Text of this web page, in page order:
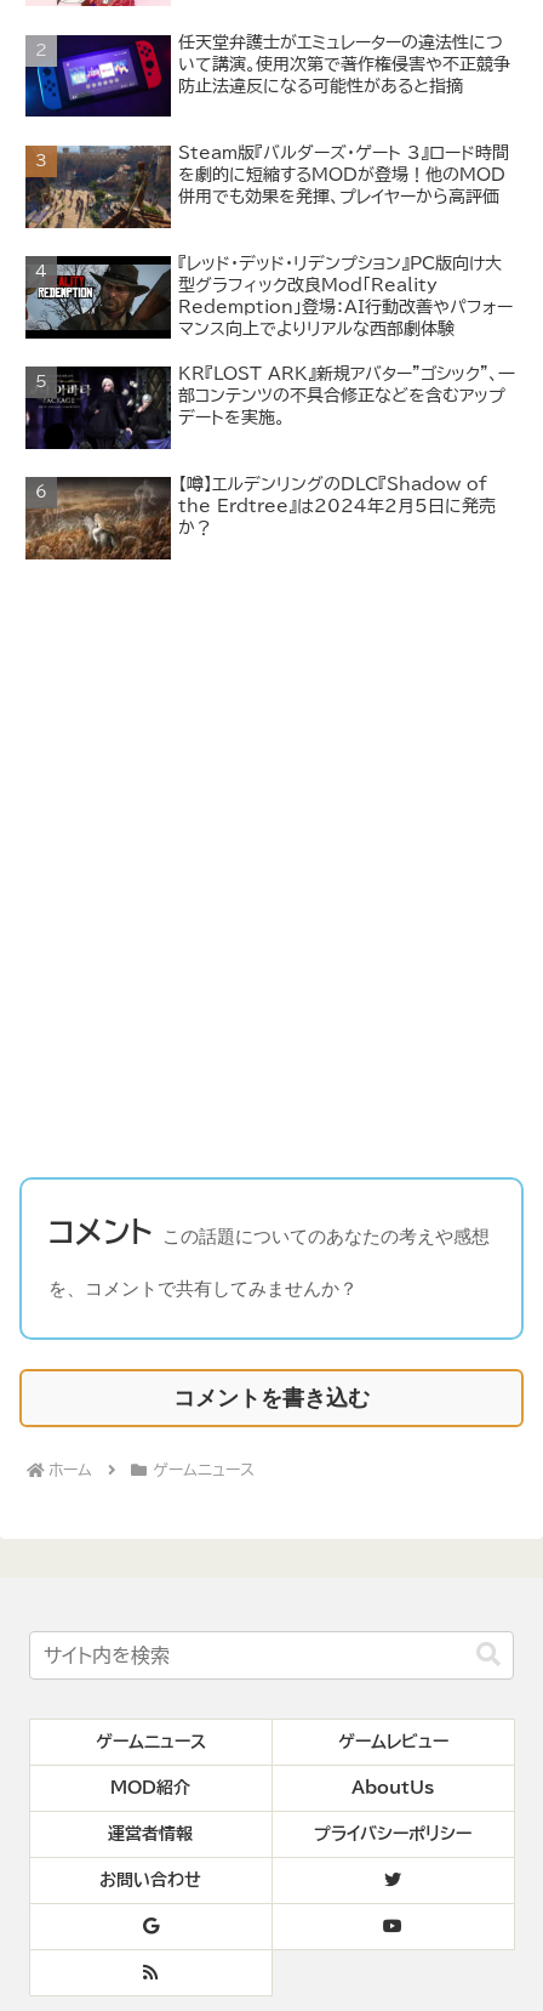
任天堂弁護士がエミュレーターの違法性につ
いて講演。使用次第で著作権侵害や不正競争
防止法違反になる可能性があると指摘
Steam版『バルダーズ・ゲート 3』ロード時間
を劇的に短縮するMODが登場！他のMOD
併用でも効果を発揮、プレイヤーから高評価
『レッド・デッド・リデンプション』PC版向け大
型グラフィック改良Mod「Reality
Redemption」登場：AI行動改善やパフォー
マンス向上でよりリアルな西部劇体験
KR『LOST ARK』新規アバター"ゴシック"、一
部コンテンツの不具合修正などを含むアップ
デートを実施。
【噂】エルデンリングのDLC『Shadow of
the Erdtree』は2024年2月5日に発売
か？
コメント この話題についてのあなたの考えや感想
を、コメントで共有してみませんか？
コメントを書き込む
ホーム ゲームニュース
ゲームニュース ゲームレビュー
MOD紹介 AboutUs
運営者情報 プライバシーポリシー
お問い合わせ